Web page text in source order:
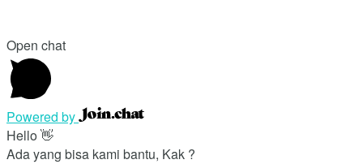
Open chat
Powered by
Hello 👋
Ada yang bisa kami bantu, Kak ?